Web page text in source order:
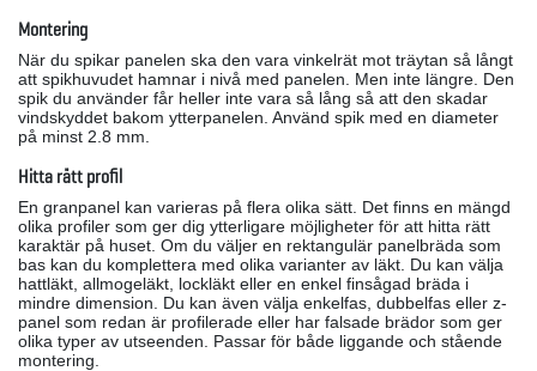
Montering
När du spikar panelen ska den vara vinkelrät mot träytan så långt
att spikhuvudet hamnar i nivå med panelen. Men inte längre. Den
spik du använder får heller inte vara så lång så att den skadar
vindskyddet bakom ytterpanelen. Använd spik med en diameter
på minst 2.8 mm.
Hitta rätt profil
En granpanel kan varieras på flera olika sätt. Det finns en mängd
olika profiler som ger dig ytterligare möjligheter för att hitta rätt
karaktär på huset. Om du väljer en rektangulär panelbräda som
bas kan du komplettera med olika varianter av läkt. Du kan välja
hattläkt, allmogeläkt, lockläkt eller en enkel finsågad bräda i
mindre dimension. Du kan även välja enkelfas, dubbelfas eller z-
panel som redan är profilerade eller har falsade brädor som ger
olika typer av utseenden. Passar för både liggande och stående
montering.